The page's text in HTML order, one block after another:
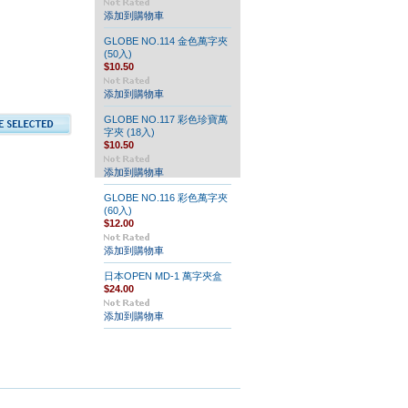
添加到購物車
GLOBE NO.114 金色萬字夾
(50入)
$10.50
添加到購物車
GLOBE NO.117 彩色珍寶萬
字夾 (18入)
$10.50
添加到購物車
GLOBE NO.116 彩色萬字夾
(60入)
$12.00
添加到購物車
日本OPEN MD-1 萬字夾盒
$24.00
添加到購物車